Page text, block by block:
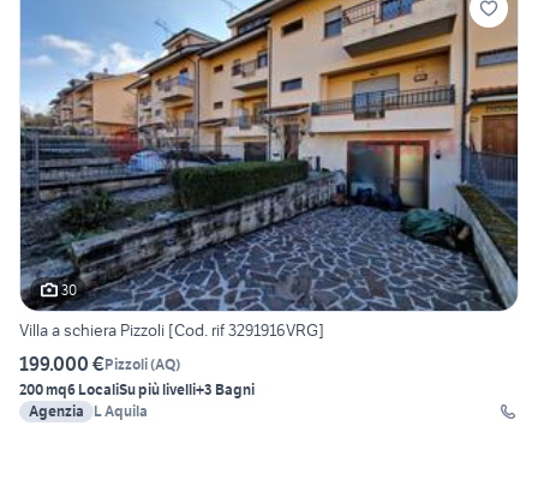
30
Villa a schiera Pizzoli [Cod. rif 3291916VRG]
199.000 €Pizzoli(AQ)
200 mq6 LocaliSu più livelli+3 Bagni
Agenzia
L Aquila